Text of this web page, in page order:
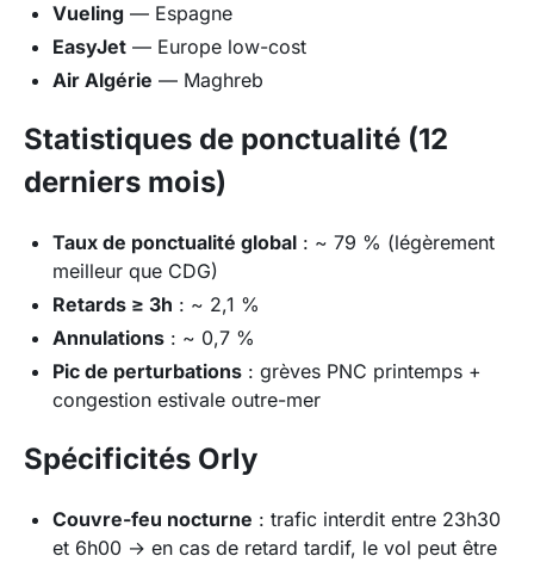
Vueling — Espagne
EasyJet — Europe low-cost
Air Algérie — Maghreb
Statistiques de ponctualité (12
derniers mois)
Taux de ponctualité global : ~ 79 % (légèrement
meilleur que CDG)
Retards ≥ 3h : ~ 2,1 %
Annulations : ~ 0,7 %
Pic de perturbations : grèves PNC printemps +
congestion estivale outre-mer
Spécificités Orly
Couvre-feu nocturne : trafic interdit entre 23h30
et 6h00 → en cas de retard tardif, le vol peut être